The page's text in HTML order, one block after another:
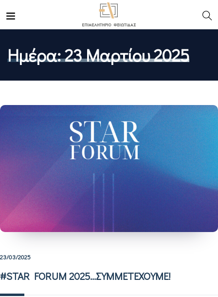
Ημέρα:23 Μαρτίου 2025
23/03/2025
#STAR FORUM 2025…ΣΥΜΜΕΤΕΧΟΥΜΕ!